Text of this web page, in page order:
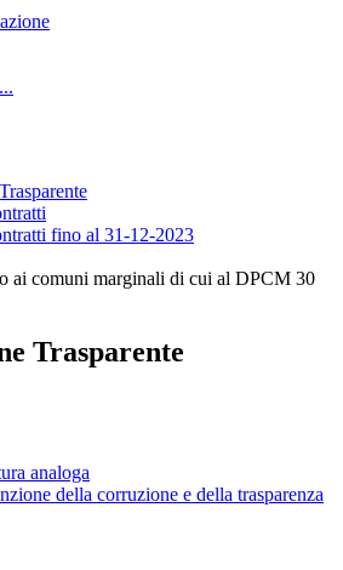
fino al 31-12-2023
ai comuni marginali di cui al DPCM 30
Trasparente
analoga
della corruzione e della trasparenza